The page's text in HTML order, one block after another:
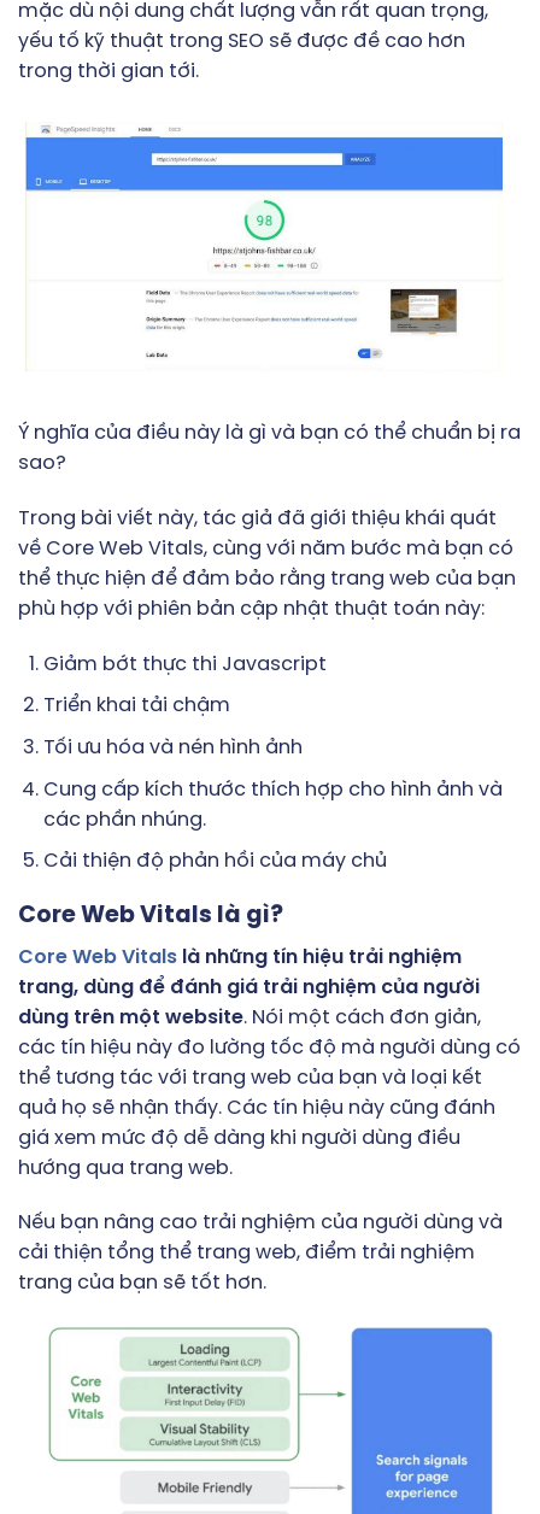
mặc dù nội dung chất lượng vẫn rất quan trọng,
yếu tố kỹ thuật trong SEO sẽ được đề cao hơn
trong thời gian tới.
Ý nghĩa của điều này là gì và bạn có thể chuẩn bị ra
sao?
Trong bài viết này, tác giả đã giới thiệu khái quát
về Core Web Vitals, cùng với năm bước mà bạn có
thể thực hiện để đảm bảo rằng trang web của bạn
phù hợp với phiên bản cập nhật thuật toán này:
Giảm bớt thực thi Javascript
Triển khai tải chậm
Tối ưu hóa và nén hình ảnh
Cung cấp kích thước thích hợp cho hình ảnh và
các phần nhúng.
Cải thiện độ phản hồi của máy chủ
Core Web Vitals là gì?
Core Web Vitals là những tín hiệu trải nghiệm
trang, dùng để đánh giá trải nghiệm của người
dùng trên một website. Nói một cách đơn giản,
các tín hiệu này đo lường tốc độ mà người dùng có
thể tương tác với trang web của bạn và loại kết
quả họ sẽ nhận thấy. Các tín hiệu này cũng đánh
giá xem mức độ dễ dàng khi người dùng điều
hướng qua trang web.
Nếu bạn nâng cao trải nghiệm của người dùng và
cải thiện tổng thể trang web, điểm trải nghiệm
trang của bạn sẽ tốt hơn.